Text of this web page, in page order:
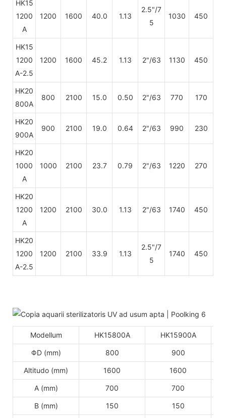
HK15
1200
A
1200 1600 40.0 1.13
2.5"/7
5
1030 450
HK15
1200
A-2.5
1200 1600 45.2 1.13 2"/63 1130 450
HK20
800A
800 2100 15.0 0.50 2"/63 770 170
HK20
900A
900 2100 19.0 0.64 2"/63 990 230
HK20
1000
A
1000 2100 23.7 0.79 2"/63 1220 270
HK20
1200
A
1200 2100 30.0 1.13 2"/63 1740 450
HK20
1200
A-2.5
1200 2100 33.9 1.13
2.5"/7
5
1740 450
Modellum HK15800A HK15900A
ΦD (mm) 800 900
Altitudo (mm) 1600 1600
A (mm) 700 700
B (mm) 150 150